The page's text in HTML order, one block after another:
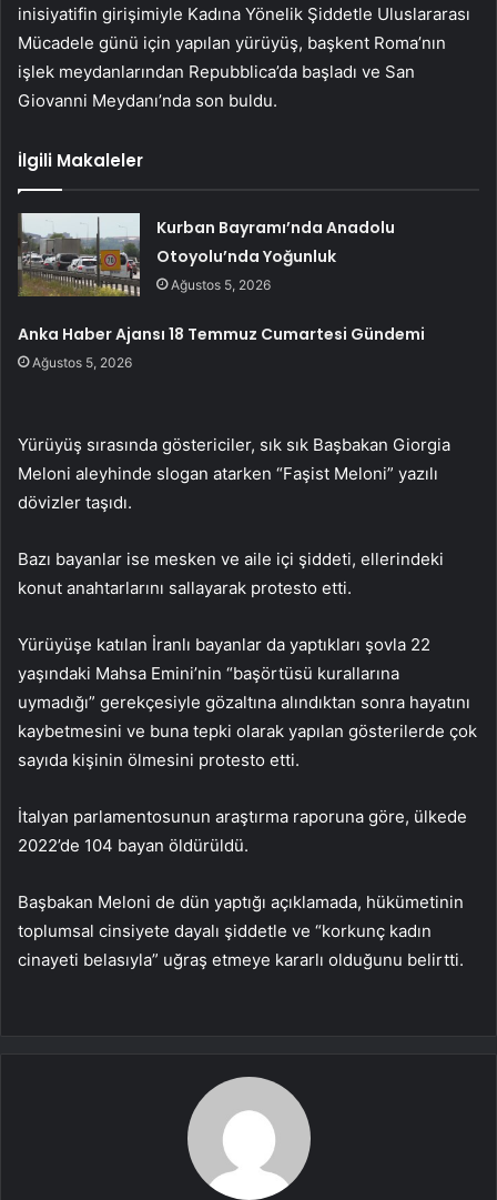
inisiyatifin girişimiyle Kadına Yönelik Şiddetle Uluslararası
Mücadele günü için yapılan yürüyüş, başkent Roma’nın
işlek meydanlarından Repubblica’da başladı ve San
Giovanni Meydanı’nda son buldu.
İlgili Makaleler
Kurban Bayramı’nda Anadolu
Otoyolu’nda Yoğunluk
Ağustos 5, 2026
Anka Haber Ajansı 18 Temmuz Cumartesi Gündemi
Ağustos 5, 2026
Yürüyüş sırasında göstericiler, sık sık Başbakan Giorgia
Meloni aleyhinde slogan atarken “Faşist Meloni” yazılı
dövizler taşıdı.
Bazı bayanlar ise mesken ve aile içi şiddeti, ellerindeki
konut anahtarlarını sallayarak protesto etti.
Yürüyüşe katılan İranlı bayanlar da yaptıkları şovla 22
yaşındaki Mahsa Emini’nin “başörtüsü kurallarına
uymadığı” gerekçesiyle gözaltına alındıktan sonra hayatını
kaybetmesini ve buna tepki olarak yapılan gösterilerde çok
sayıda kişinin ölmesini protesto etti.
İtalyan parlamentosunun araştırma raporuna göre, ülkede
2022’de 104 bayan öldürüldü.
Başbakan Meloni de dün yaptığı açıklamada, hükümetinin
toplumsal cinsiyete dayalı şiddetle ve “korkunç kadın
cinayeti belasıyla” uğraş etmeye kararlı olduğunu belirtti.